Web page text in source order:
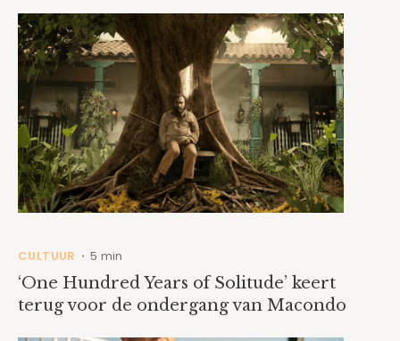
CULTUUR • 5 min
‘One Hundred Years of Solitude’ keert
terug voor de ondergang van Macondo